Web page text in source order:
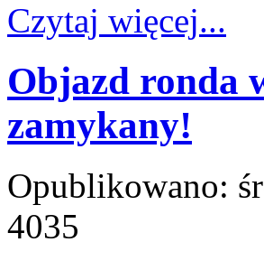
Czytaj więcej...
Objazd ronda
zamykany!
Opublikowano:
4035